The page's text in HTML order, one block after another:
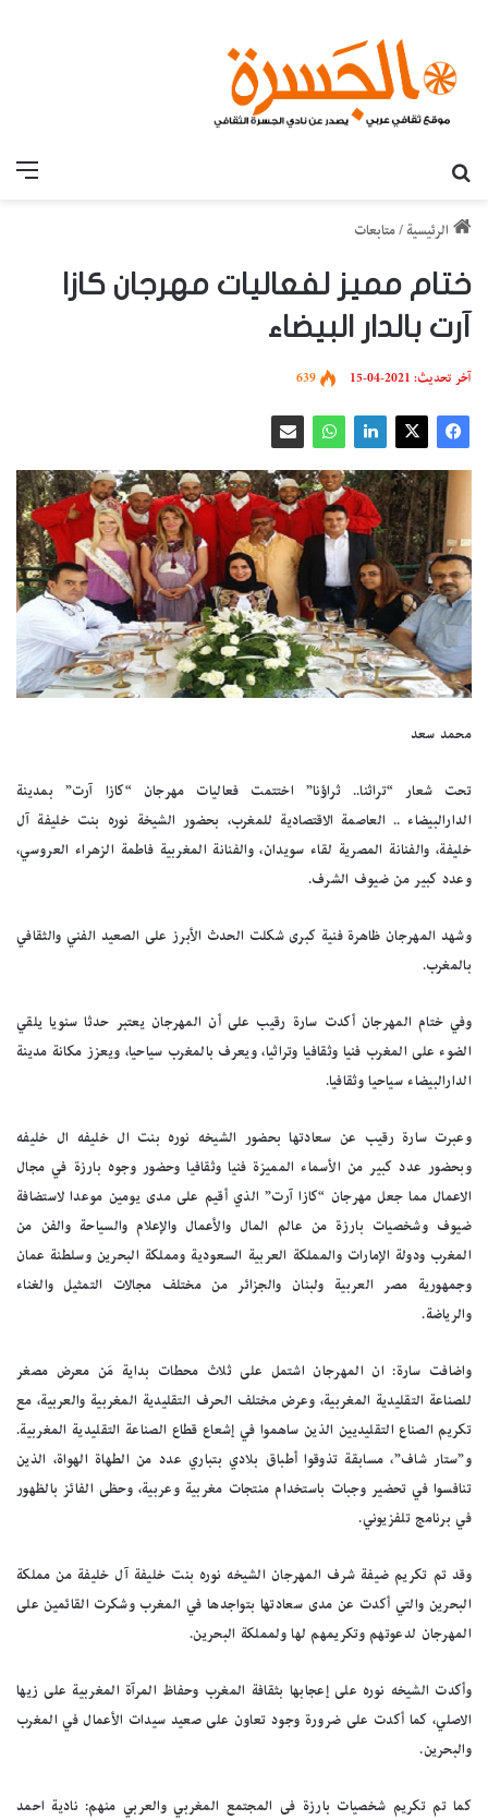
الرئيسية /متابعات
ختام مميز لفعاليات مهرجان كازا
آرت بالدار البيضاء
آخر تحديث: 2021-04-15 639
محمد سعد
تحت شعار “تراثنا.. ثراؤنا” اختتمت فعاليات مهرجان “كازا آرت” بمدينة
الدارالبيضاء .. العاصمة الاقتصادية للمغرب، بحضور الشيخة نوره بنت خليفة آل
خليفة، والفنانة المصرية لقاء سويدان، والفنانة المغربية فاطمة الزهراء العروسي،
وعدد كبير من ضيوف الشرف.
وشهد المهرجان ظاهرة فنية كبرى شكلت الحدث الأبرز على الصعيد الفني والثقافي
بالمغرب.
وفي ختام المهرجان أكدت سارة رقيب على أن المهرجان يعتبر حدثا سنويا يلقي
الضوء على المغرب فنيا وثقافيا وتراثيا، ويعرف بالمغرب سياحيا، ويعزز مكانة مدينة
الدارالبيضاء سياحيا وثقافيا.
وعبرت سارة رقيب عن سعادتها بحضور الشيخه نوره بنت ال خليفه ال خليفه
وبحضور عدد كبير من الأسماء المميزة فنيا وثقافيا وحضور وجوه بارزة في مجال
الاعمال مما جعل مهرجان “كازا آرت” الذي أقيم على مدى يومين موعدا لاستضافة
ضيوف وشخصيات بارزة من عالم المال والأعمال والإعلام والسياحة والفن من
المغرب ودولة الإمارات والمملكة العربية السعودية ومملكة البحرين وسلطنة عمان
وجمهورية مصر العربية ولبنان والجزائر من مختلف مجالات التمثيل والغناء
والرياضة.
واضافت سارة: ان المهرجان اشتمل على ثلاث محطات بداية مَن معرض مصغر
للصناعة التقليدية المغربية، وعرض مختلف الحرف التقليدية المغربية والعربية، مع
تكريم الصناع التقليديين الذين ساهموا في إشعاع قطاع الصناعة التقليدية المغربية.
و”ستار شاف”، مسابقة تذوقوا أطباق بلادي بتباري عدد من الطهاة الهواة، الذين
تنافسوا في تحضير وجبات باستخدام منتجات مغربية وعربية، وحظى الفائز بالظهور
في برنامج تلفزيوني.
وقد تم تكريم ضيفة شرف المهرجان الشيخه نوره بنت خليفة آل خليفة من مملكة
البحرين والتي أكدت عن مدى سعادتها بتواجدها في المغرب وشكرت القائمين على
المهرجان لدعوتهم وتكريمهم لها ولمملكة البحرين.
وأكدت الشيخه نوره على إعجابها بثقافة المغرب وحفاظ المرآة المغربية على زيها
الاصلي، كما أكدت على ضرورة وجود تعاون على صعيد سيدات الأعمال في المغرب
والبحرين.
كما تم تكريم شخصيات بارزة فى المجتمع المغربي والعربي منهم: نادية احمد